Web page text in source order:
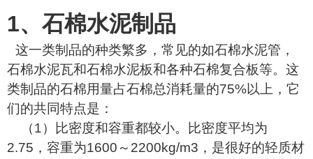
1、石棉水泥制品
这一类制品的种类繁多，常见的如石棉水泥管，
石棉水泥瓦和石棉水泥板和各种石棉复合板等。这
类制品的石棉用量占石棉总消耗量的75%以上，它
们的共同特点是：
（1）比密度和容重都较小。比密度平均为
2.75，容重为1600～2200kg/m3，是很好的轻质材